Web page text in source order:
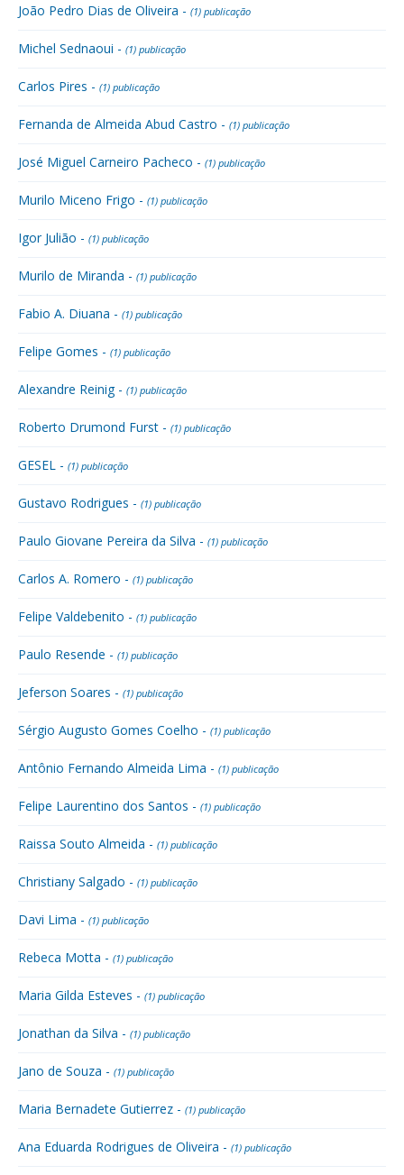
João Pedro Dias de Oliveira - (1) publicação
Michel Sednaoui - (1) publicação
Carlos Pires - (1) publicação
Fernanda de Almeida Abud Castro - (1) publicação
José Miguel Carneiro Pacheco - (1) publicação
Murilo Miceno Frigo - (1) publicação
Igor Julião - (1) publicação
Murilo de Miranda - (1) publicação
Fabio A. Diuana - (1) publicação
Felipe Gomes - (1) publicação
Alexandre Reinig - (1) publicação
Roberto Drumond Furst - (1) publicação
GESEL - (1) publicação
Gustavo Rodrigues - (1) publicação
Paulo Giovane Pereira da Silva - (1) publicação
Carlos A. Romero - (1) publicação
Felipe Valdebenito - (1) publicação
Paulo Resende - (1) publicação
Jeferson Soares - (1) publicação
Sérgio Augusto Gomes Coelho - (1) publicação
Antônio Fernando Almeida Lima - (1) publicação
Felipe Laurentino dos Santos - (1) publicação
Raissa Souto Almeida - (1) publicação
Christiany Salgado - (1) publicação
Davi Lima - (1) publicação
Rebeca Motta - (1) publicação
Maria Gilda Esteves - (1) publicação
Jonathan da Silva - (1) publicação
Jano de Souza - (1) publicação
Maria Bernadete Gutierrez - (1) publicação
Ana Eduarda Rodrigues de Oliveira - (1) publicação